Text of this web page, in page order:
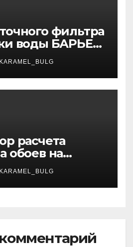
фильтра
воды БАРЬЕР
Жесткость
KARAMEL_BULG
расчета
обоев на
ремонте
KARAMEL_BULG